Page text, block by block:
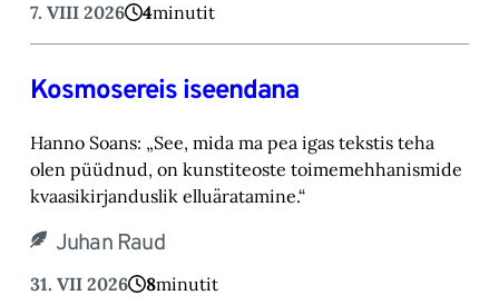
7. VIII 2026 4minutit
Kosmosereis iseendana
Hanno Soans: „See, mida ma pea igas tekstis teha
olen püüdnud, on kunstiteoste toimemehhanismide
kvaasikirjanduslik elluäratamine.“
Juhan Raud
31. VII 2026 8minutit